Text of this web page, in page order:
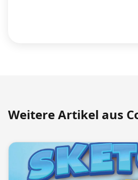
Weitere Artikel aus